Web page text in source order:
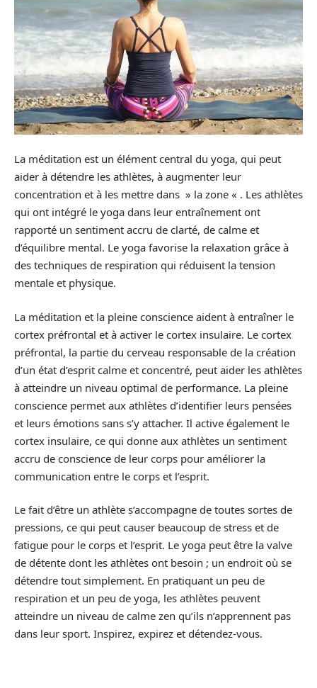
La méditation est un élément central du yoga, qui peut
aider à détendre les athlètes, à augmenter leur
concentration et à les mettre dans » la zone « . Les athlètes
qui ont intégré le yoga dans leur entraînement ont
rapporté un sentiment accru de clarté, de calme et
d’équilibre mental. Le yoga favorise la relaxation grâce à
des techniques de respiration qui réduisent la tension
mentale et physique.
La méditation et la pleine conscience aident à entraîner le
cortex préfrontal et à activer le cortex insulaire. Le cortex
préfrontal, la partie du cerveau responsable de la création
d’un état d’esprit calme et concentré, peut aider les athlètes
à atteindre un niveau optimal de performance. La pleine
conscience permet aux athlètes d’identifier leurs pensées
et leurs émotions sans s’y attacher. Il active également le
cortex insulaire, ce qui donne aux athlètes un sentiment
accru de conscience de leur corps pour améliorer la
communication entre le corps et l’esprit.
Le fait d’être un athlète s’accompagne de toutes sortes de
pressions, ce qui peut causer beaucoup de stress et de
fatigue pour le corps et l’esprit. Le yoga peut être la valve
de détente dont les athlètes ont besoin ; un endroit où se
détendre tout simplement. En pratiquant un peu de
respiration et un peu de yoga, les athlètes peuvent
atteindre un niveau de calme zen qu’ils n’apprennent pas
dans leur sport. Inspirez, expirez et détendez-vous.